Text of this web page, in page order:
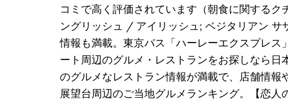
コミで高く評価されています（朝食に関する
ングリッシュ / アイリッシュ; ベジタリアン サ
情報も満載。東京バス「ハーレーエクスプレ
ート周辺のグルメ・レストランをお探しなら
のグルメなレストラン情報が満載で、店舗情
展望台周辺のご当地グルメランキング。【恋